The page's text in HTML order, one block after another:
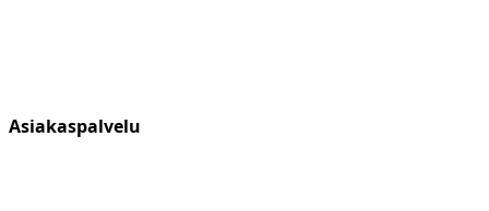
Asiakaspalvelu